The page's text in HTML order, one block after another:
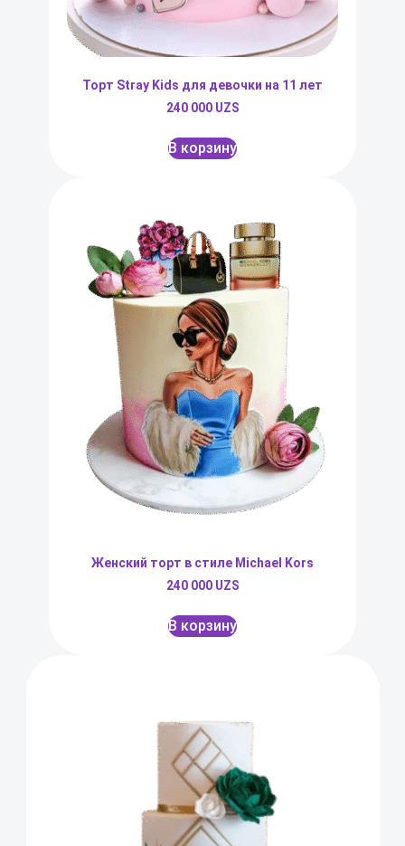
Торт Stray Kids для девочки на 11 лет
240 000 UZS
В корзину
Женский торт в стиле Michael Kors
240 000 UZS
В корзину